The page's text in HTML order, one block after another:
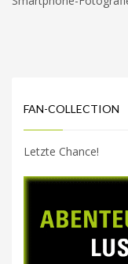
FAN-COLLECTION
Letzte Chance!